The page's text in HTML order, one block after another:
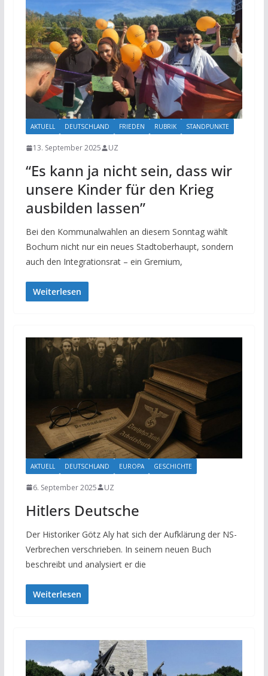
AKTUELL DEUTSCHLAND FRIEDEN RUBRIK STANDPUNKTE
13. September 2025 UZ
“Es kann ja nicht sein, dass wir
unsere Kinder für den Krieg
ausbilden lassen”
Bei den Kommunalwahlen an diesem Sonntag wählt
Bochum nicht nur ein neues Stadtoberhaupt, sondern
auch den Integrationsrat – ein Gremium,
Weiterlesen
AKTUELL DEUTSCHLAND EUROPA GESCHICHTE
6. September 2025 UZ
Hitlers Deutsche
Der Historiker Götz Aly hat sich der Aufklärung der NS-
Verbrechen verschrieben. In seinem neuen Buch
beschreibt und analysiert er die
Weiterlesen